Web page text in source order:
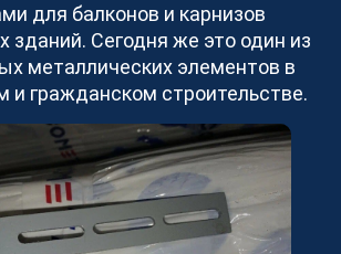
для балконов и карнизов
зданий. Сегодня же это один из
металлических элементов в
гражданском строительстве.